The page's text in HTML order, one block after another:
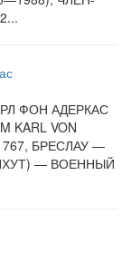
ФОН АДЕРКАС
KARL VON
БРЕСЛАУ —
— ВОЕННЫЙ